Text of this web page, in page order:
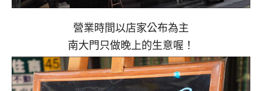
營業時間以店家公布為主
南大門只做晚上的生意喔！